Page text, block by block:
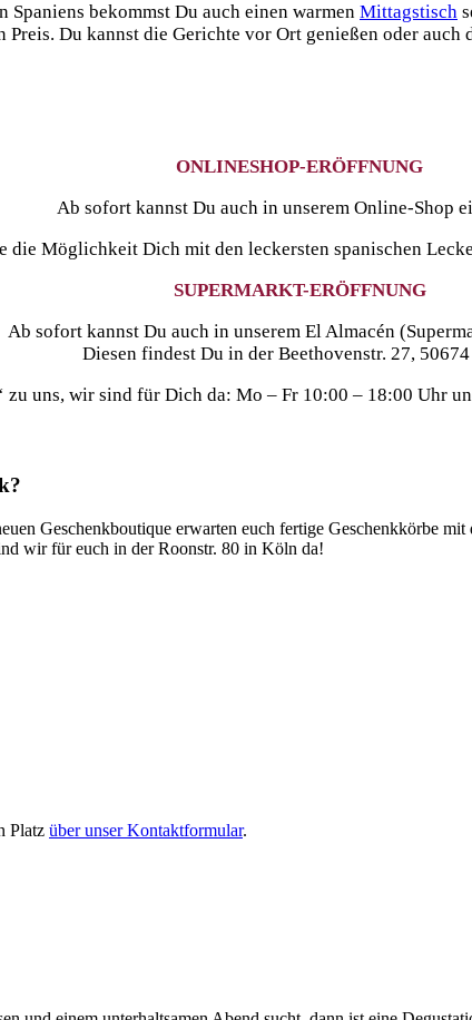
Spaniens bekommst Du auch einen warmen Mittagstisch
Du kannst die Gerichte vor Ort genießen oder
ONLINESHOP-ERÖFFNUNG
Ab sofort kannst Du auch in unserem Online-Shop
die Möglichkeit Dich mit den leckersten spanischen
SUPERMARKT-ERÖFFNUNG
Ab sofort kannst Du auch in unserem El Almacén
Diesen findest Du in der Beethovenstr. 27,
zu uns, wir sind für Dich da: Mo – Fr 10:00 – 18:00 Uhr
Geschenkboutique erwarten euch fertige Geschenkkörbe
wir für euch in der Roonstr. 80 in Köln da!
Platz über unser Kontaktformular.